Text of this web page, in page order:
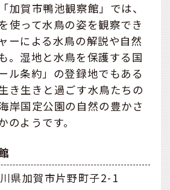
加賀市鴨池観察館」では、
使って水鳥の姿を観察でき
ーによる水鳥の解説や自然
。湿地と水鳥を保護する国
ル条約」の登録地でもある
き生きと過ごす水鳥たちの
岸国定公園の自然の豊かさ
のようです。
県加賀市片野町子2-1